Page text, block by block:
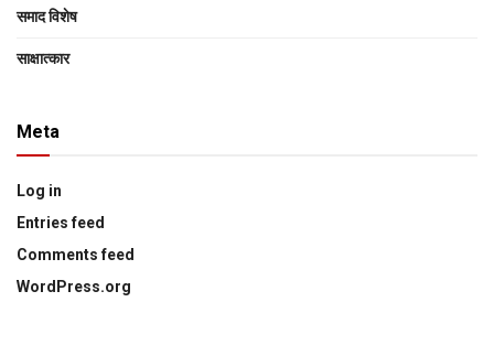
समाद विशेष
साक्षात्‍कार
Meta
Log in
Entries feed
Comments feed
WordPress.org